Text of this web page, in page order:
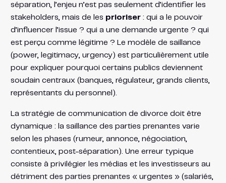
séparation, l’enjeu n’est pas seulement d’identifier les
stakeholders, mais de les prioriser: qui a le pouvoir
d’influencer l’issue ? qui a une demande urgente ? qui
est perçu comme légitime ? Le modèle de saillance
(power, legitimacy, urgency) est particulièrement utile
pour expliquer pourquoi certains publics deviennent
soudain centraux (banques, régulateur, grands clients,
représentants du personnel).
La stratégie de communication de divorce doit être
dynamique : la saillance des parties prenantes varie
selon les phases (rumeur, annonce, négociation,
contentieux, post-séparation). Une erreur typique
consiste à privilégier les médias et les investisseurs au
détriment des parties prenantes « urgentes » (salariés,